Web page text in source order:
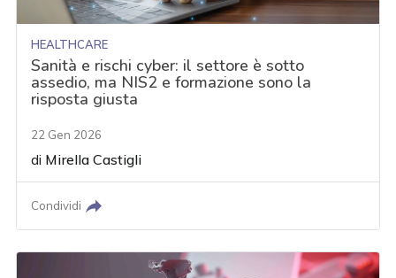
HEALTHCARE
Sanità e rischi cyber: il settore è sotto
assedio, ma NIS2 e formazione sono la
risposta giusta
22 Gen 2026
di Mirella Castigli
Condividi